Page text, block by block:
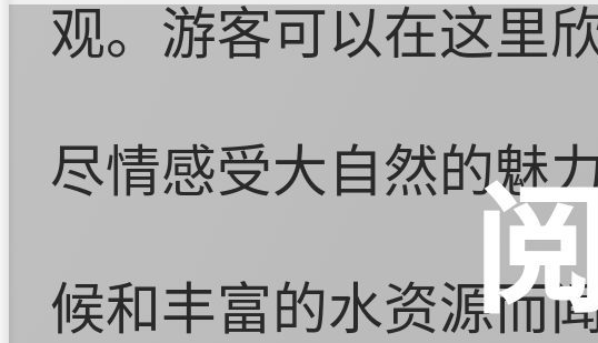
观。游客可以在这里
尽情感受大自然的魅
候和丰富的水资源而